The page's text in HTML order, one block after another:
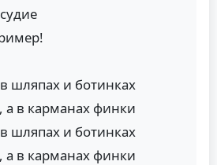
шляпах и ботинках
в карманах финки
шляпах и ботинках
в карманах финки